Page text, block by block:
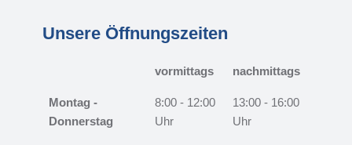
Unsere Öffnungszeiten
vormittags nachmittags
Montag -
Donnerstag
8:00 - 12:00
Uhr
13:00 - 16:00
Uhr